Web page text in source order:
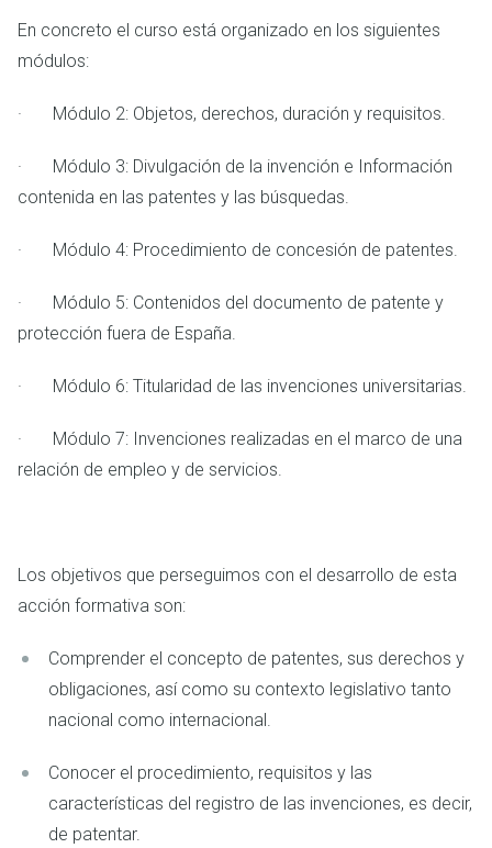
En concreto el curso está organizado en los siguientes
módulos:
· Módulo 2: Objetos, derechos, duración y requisitos.
· Módulo 3: Divulgación de la invención e Información
contenida en las patentes y las búsquedas.
· Módulo 4: Procedimiento de concesión de patentes.
· Módulo 5: Contenidos del documento de patente y
protección fuera de España.
· Módulo 6: Titularidad de las invenciones universitarias.
· Módulo 7: Invenciones realizadas en el marco de una
relación de empleo y de servicios.
Los objetivos que perseguimos con el desarrollo de esta
acción formativa son:
Comprender el concepto de patentes, sus derechos y
obligaciones, así como su contexto legislativo tanto
nacional como internacional.
Conocer el procedimiento, requisitos y las
características del registro de las invenciones, es decir,
de patentar.